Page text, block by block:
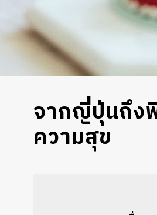
จากญี่ปุ่นถึง
ความสุข